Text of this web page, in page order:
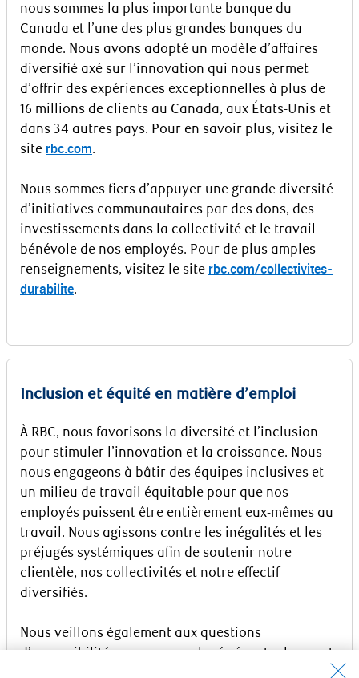
nous sommes la plus importante banque du
Canada et l’une des plus grandes banques du
monde. Nous avons adopté un modèle d’affaires
diversifié axé sur l’innovation qui nous permet
d’offrir des expériences exceptionnelles à plus de
16 millions de clients au Canada, aux États-Unis et
dans 34 autres pays. Pour en savoir plus, visitez le
site rbc.com.
Nous sommes fiers d’appuyer une grande diversité
d’initiatives communautaires par des dons, des
investissements dans la collectivité et le travail
bénévole de nos employés. Pour de plus amples
renseignements, visitez le site rbc.com/collectivites-
durabilite.
Inclusion et équité en matière d’emploi
À RBC, nous favorisons la diversité et l’inclusion
pour stimuler l’innovation et la croissance. Nous
nous engageons à bâtir des équipes inclusives et
un milieu de travail équitable pour que nos
employés puissent être entièrement eux-mêmes au
travail. Nous agissons contre les inégalités et les
préjugés systémiques afin de soutenir notre
clientèle, nos collectivités et notre effectif
diversifiés.
Nous veillons également aux questions
d’accessibilité pour nos employés éventuels ayant